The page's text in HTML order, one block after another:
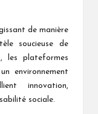
de manière
soucieuse de
les plateformes
environnement
innovation,
sociale.